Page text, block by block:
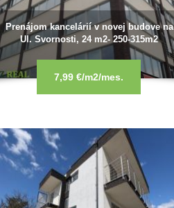
Prenájom kancelárií v novej budove na
Ul. Svornosti, 24 m2- 250-315m2
7,99 €/m2/mes.